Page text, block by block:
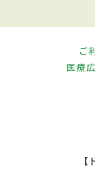
ご
医療